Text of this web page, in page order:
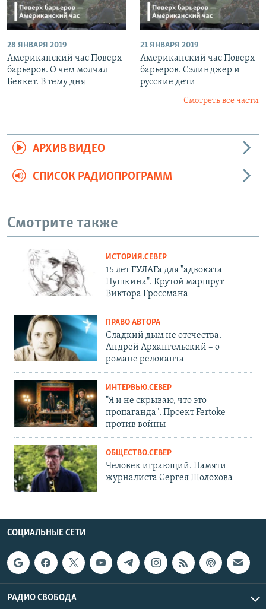
28 ЯНВАРЯ 2019
Американский час Поверх
барьеров. О чем молчал
Беккет. В тему дня
21 ЯНВАРЯ 2019
Американский час Поверх
барьеров. Сэлинджер и
русские дети
Смотреть все части
АРХИВ ВИДЕО
СПИСОК РАДИОПРОГРАММ
Смотрите также
ИСТОРИЯ.СЕВЕР
15 лет ГУЛАГа для "адвоката
Пушкина". Крутой маршрут
Виктора Гроссмана
ПРАВО АВТОРА
Сладкий дым не отечества.
Андрей Архангельский – о
романе релоканта
ИНТЕРВЬЮ.СЕВЕР
"Я и не скрываю, что это
пропаганда". Проект Fertoke
против войны
ОБЩЕСТВО.СЕВЕР
Человек играющий. Памяти
журналиста Сергея Шолохова
СОЦИАЛЬНЫЕ СЕТИ
РАДИО СВОБОДА